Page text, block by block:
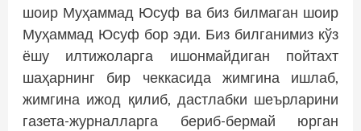
шоир Муҳаммад Юсуф ва биз билмаган шоир
Муҳаммад Юсуф бор эди. Биз билганимиз кўз
ёшу илтижоларга ишонмайдиган пойтахт
шаҳарнинг бир чеккасида жимгина ишлаб,
жимгина ижод қилиб, дастлабки шеърларини
газета-журналларга бериб-бермай юрган